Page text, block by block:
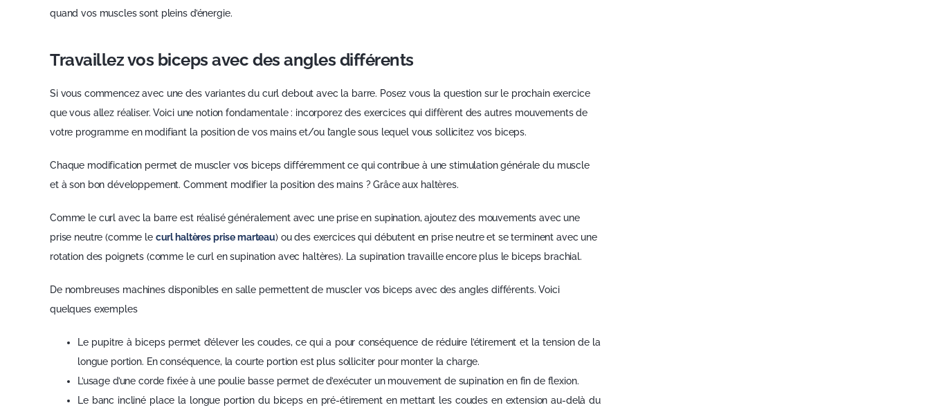
quand vos muscles sont pleins d’énergie.
Travaillez vos biceps avec des angles différents
Si vous commencez avec une des variantes du curl debout avec la barre. Posez vous la question sur le prochain exercice
que vous allez réaliser. Voici une notion fondamentale : incorporez des exercices qui diffèrent des autres mouvements de
votre programme en modifiant la position de vos mains et/ou l’angle sous lequel vous sollicitez vos biceps.
Chaque modification permet de muscler vos biceps différemment ce qui contribue à une stimulation générale du muscle
et à son bon développement. Comment modifier la position des mains ? Grâce aux haltères.
Comme le curl avec la barre est réalisé généralement avec une prise en supination, ajoutez des mouvements avec une
prise neutre (comme le curl haltères prise marteau) ou des exercices qui débutent en prise neutre et se terminent avec une
rotation des poignets (comme le curl en supination avec haltères). La supination travaille encore plus le biceps brachial.
De nombreuses machines disponibles en salle permettent de muscler vos biceps avec des angles différents. Voici
quelques exemples
Le pupitre à biceps permet d’élever les coudes, ce qui a pour conséquence de réduire l’étirement et la tension de la
longue portion. En conséquence, la courte portion est plus solliciter pour monter la charge.
L’usage d’une corde fixée à une poulie basse permet de d’exécuter un mouvement de supination en fin de flexion.
Le banc incliné place la longue portion du biceps en pré-étirement en mettant les coudes en extension au-delà du